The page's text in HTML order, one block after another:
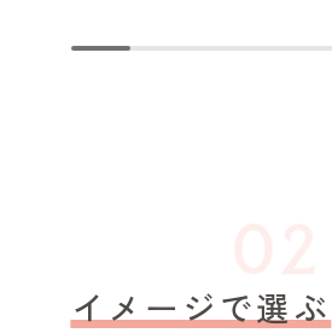
イメージで選ぶ